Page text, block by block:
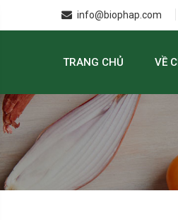
info@biophap.com
TRANG CHỦ VỀ